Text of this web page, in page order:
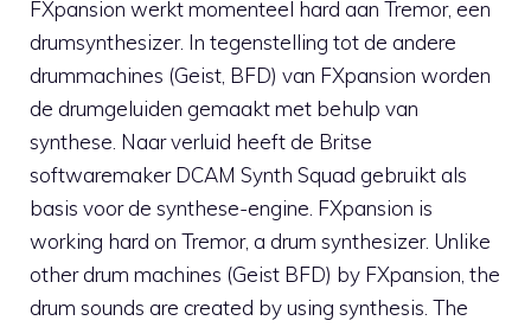
FXpansion werkt momenteel hard aan Tremor, een
drumsynthesizer. In tegenstelling tot de andere
drummachines (Geist, BFD) van FXpansion worden
de drumgeluiden gemaakt met behulp van
synthese. Naar verluid heeft de Britse
softwaremaker DCAM Synth Squad gebruikt als
basis voor de synthese-engine. FXpansion is
working hard on Tremor, a drum synthesizer. Unlike
other drum machines (Geist BFD) by FXpansion, the
drum sounds are created by using synthesis. The